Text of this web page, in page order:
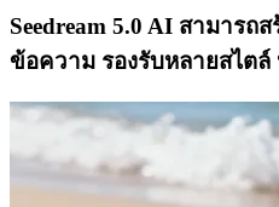
Seedream 5.0 AI สามารถ
ข้อความ รองรับหลายสไตล์